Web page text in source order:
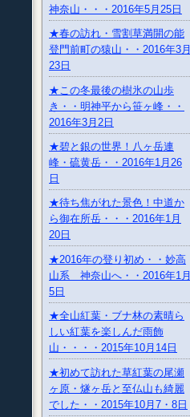
神奈山・・・2016年5月25日
★春の訪れ・雪割草満開の能
登門前町の猿山・・2016年3月
23日
★この冬最後の樹氷の山歩
き・・明神平から笹ヶ峰・・
2016年3月2日
★碧と銀の世界！八ヶ岳連
峰・硫黄岳・・2016年1月26
日
★待ち焦がれた景色！中道か
ら御在所岳・・・2016年1月
20日
★2016年の登り初め・・妙高
山系 神奈山へ・・2016年1月
5日
★全山紅葉・ブナ林の素晴ら
しい紅葉を楽しんだ雨飾
山・・・・2015年10月14日
★初めて訪れた草紅葉の尾瀬
ヶ原・燧ヶ岳と至仏山も綺麗
でした・・2015年10月7・8日